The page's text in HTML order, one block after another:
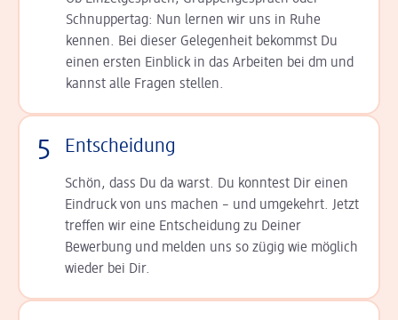
Schnup­per­tag: Nun lernen wir uns in Ruhe
kennen. Bei dieser Gelegenheit bekommst Du
einen ersten Einblick in das Arbeiten bei dm und
kannst alle Fragen stellen.
5 Entscheidung
Schön, dass Du da warst. Du konntest Dir einen
Ein­druck von uns machen – und umgekehrt. Jetzt
tref­fen wir eine Entscheidung zu Deiner
Bewerbung und melden uns so zügig wie möglich
wieder bei Dir.